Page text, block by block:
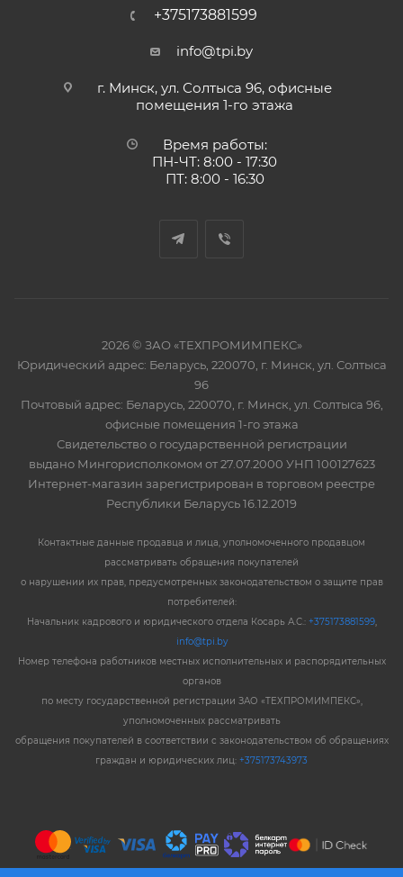
+375173881599
info@tpi.by
г. Минск, ул. Солтыса 96, офисные
помещения 1-го этажа
Время работы:
ПН-ЧТ: 8:00 - 17:30
ПТ: 8:00 - 16:30
2026 © ЗАО «ТЕХПРОМИМПЕКС»
Юридический адрес: Беларусь, 220070, г. Минск, ул. Солтыса
96
Почтовый адрес: Беларусь, 220070, г. Минск, ул. Солтыса 96,
офисные помещения 1-го этажа
Свидетельство о государственной регистрации
выдано Мингорисполкомом от 27.07.2000 УНП 100127623
Интернет-магазин зарегистрирован в торговом реестре
Республики Беларусь 16.12.2019
Контактные данные продавца и лица, уполномоченного продавцом
рассматривать обращения покупателей
о нарушении их прав, предусмотренных законодательством о защите прав
потребителей:
Начальник кадрового и юридического отдела Косарь А.С.: +375173881599,
info@tpi.by
Номер телефона работников местных исполнительных и распорядительных
органов
по месту государственной регистрации ЗАО «ТЕХПРОМИМПЕКС»,
уполномоченных рассматривать
обращения покупателей в соответствии с законодательством об обращениях
граждан и юридических лиц: +375173743973